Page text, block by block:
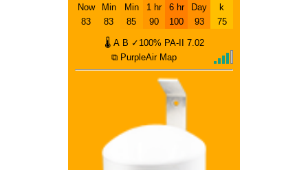
Now
83
Min
83
Min
85
1 hr
90
6 hr
100
Day
93
k
75
🌡 A B ✓100% PA-II
7.02
⧉ PurpleAir Map